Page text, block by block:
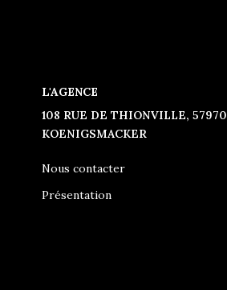
L'AGENCE
108 RUE DE THIONVILLE, 57970
KOENIGSMACKER
Nous contacter
Présentation